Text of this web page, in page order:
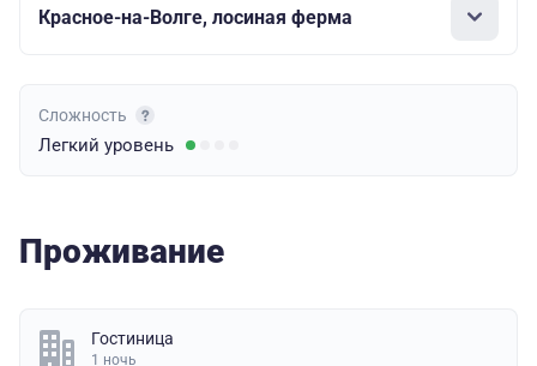
Красное-на-Волге, лосиная ферма
Сложность
Легкий уровень
Проживание
Гостиница
1 ночь